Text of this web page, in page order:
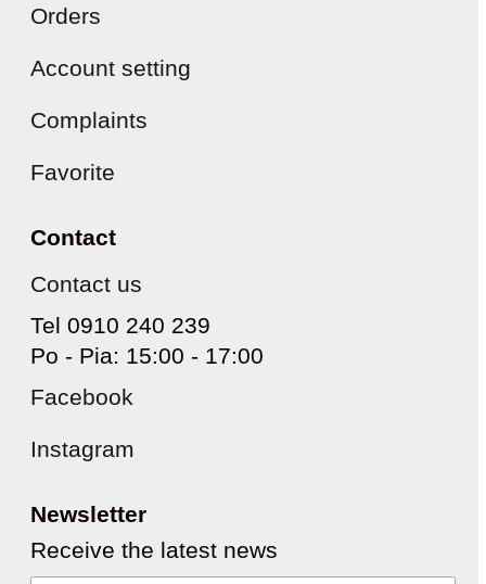
Orders
Account setting
Complaints
Favorite
Contact
Contact us
Tel 0910 240 239
Po - Pia: 15:00 - 17:00
Facebook
Instagram
Newsletter
Receive the latest news